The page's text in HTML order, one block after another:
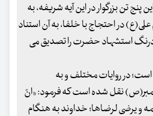
تن بزرگوار در این آیه شریفه، به
در احتجاج با خلفا، به آن استناد
درنگ استشهاد حضرت را تصدیق می
در روایات مختلف و به
نقل شده است که فرمود: «انّ
یرضی لرضاها؛ خداوند به هنگام